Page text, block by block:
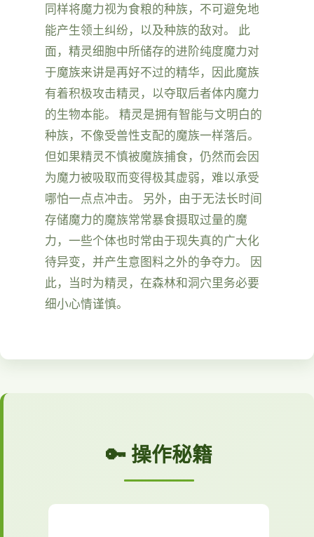
同样将魔力视为食粮的种族，不可避免地
能产生领土纠纷，以及种族的敌对。 此
面，精灵细胞中所储存的进阶纯度魔力对
于魔族来讲是再好不过的精华，因此魔族
有着积极攻击精灵，以夺取后者体内魔力
的生物本能。 精灵是拥有智能与文明白的
种族，不像受兽性支配的魔族一样落后。
但如果精灵不慎被魔族捕食，仍然而会因
为魔力被吸取而变得极其虚弱，难以承受
哪怕一点点冲击。 另外，由于无法长时间
存储魔力的魔族常常暴食摄取过量的魔
力，一些个体也时常由于现失真的广大化
待异变，并产生意图料之外的争夺力。 因
此，当时为精灵，在森林和洞穴里务必要
细小心情谨慎。
🔑 操作秘籍